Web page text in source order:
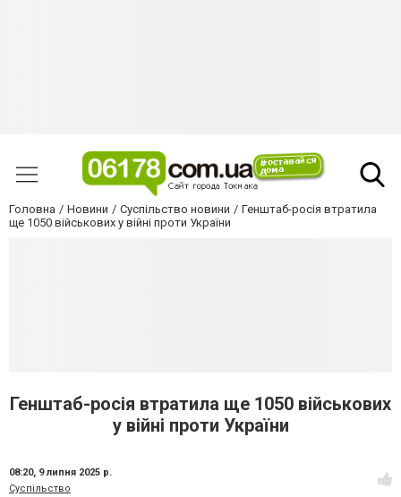
Головна Новини Суспільство новини
Генштаб-росія втратила
ще 1050 військових у війні проти України
Генштаб-росія втратила ще 1050 військових
у війні проти України
08:20, 9 липня 2025 р.
Суспільство